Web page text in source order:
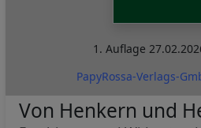
1. Auflage
PapyRossa-Verlags-
Von Henkern und